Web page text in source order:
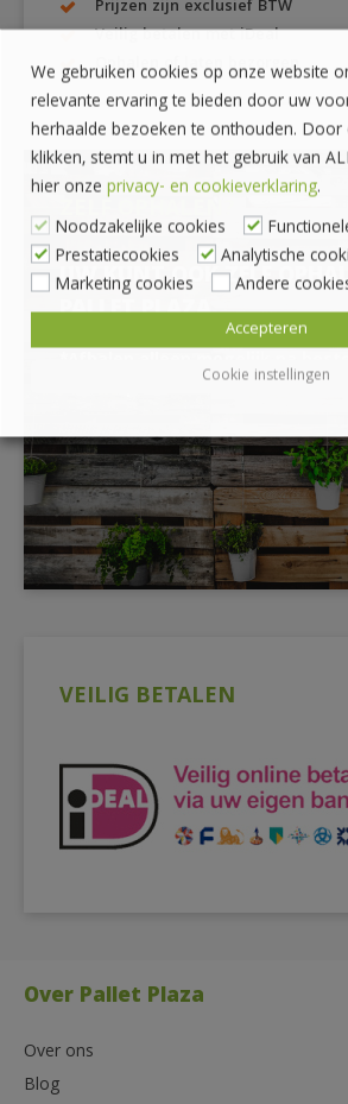
Prijzen zijn exclusief BTW
Veilig betalen met iDeal
Ophalen of laten bezorgen
ZELF OPHALEN?
UW KUNT OOK ZELF
PALLET PLAZA
*Afhalen alleen mogelijk na
VEILIG BETALEN
Over Pallet Plaza
Over ons
Blog
We gebruiken cookies op onze website
relevante ervaring te bieden door uw
herhaalde bezoeken te onthouden. Door
klikken, stemt u in met het gebruik van
hier onze privacy- en cookieverklaring.
Noodzakelijke cookies
Prestatiecookies
Analytische
Marketing cookies
Andere
Cookie instellingen
Accepteren